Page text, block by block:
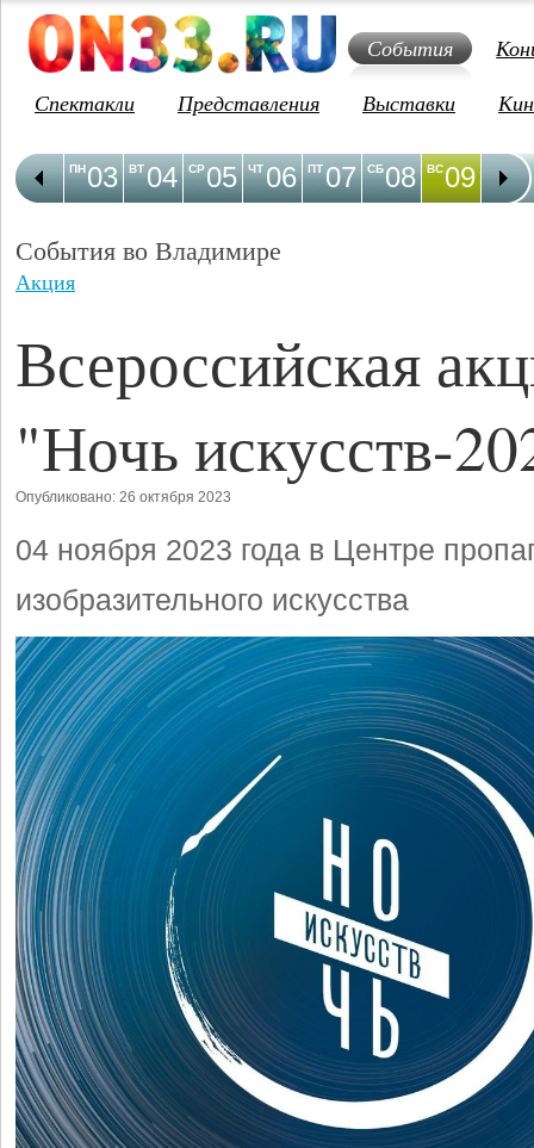
События
Спектакли
Представления Выставки
03
ПН 04
ВТ 05
СР 06
ЧТ 07
ПТ 08
СБ 09
ВС 10
ПН
События во Владимире
Акция
Всероссийская
"Ночь искусств-
Опубликовано: 26 октября 2023
04 ноября 2023 года в Центре
изобразительного искусства